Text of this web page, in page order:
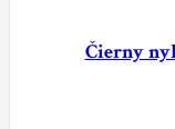
Čierny